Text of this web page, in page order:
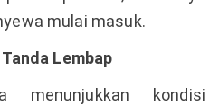
mulai masuk.
Lembap
menunjukkan kondisi